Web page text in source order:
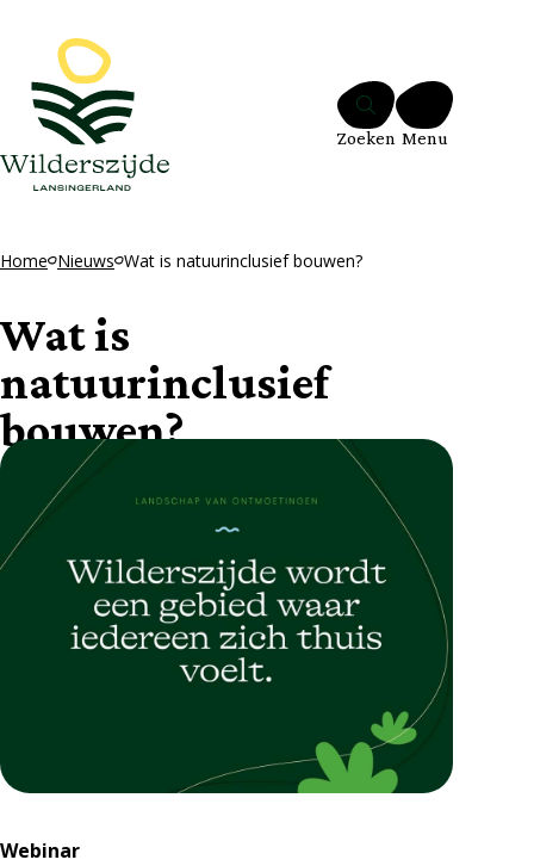
Ga naar de inhoud
Zoeken Menu
Home Nieuws Wat is natuurinclusief bouwen?
Wat is
natuurinclusief
bouwen?
19 september 2024
Webinar